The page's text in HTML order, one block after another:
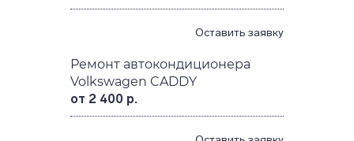
Оставить заявку
Ремонт автокондиционера
Volkswagen CADDY
от 2 400 р.